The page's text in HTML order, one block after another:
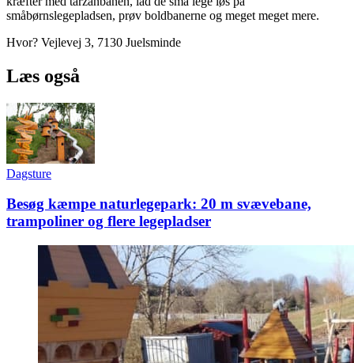
småbørnslegepladsen, prøv boldbanerne og meget meget mere.
Hvor? Vejlevej 3, 7130 Juelsminde
Læs også
Dagsture
Besøg kæmpe naturlegepark: 20 m svævebane,
trampoliner og flere legepladser